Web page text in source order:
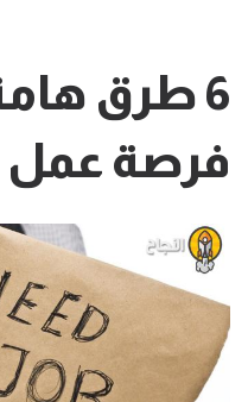
6 طرق
فرصة عمل